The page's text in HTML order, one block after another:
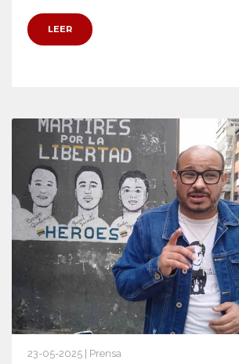
LEER
23-05-2025 | Prensa